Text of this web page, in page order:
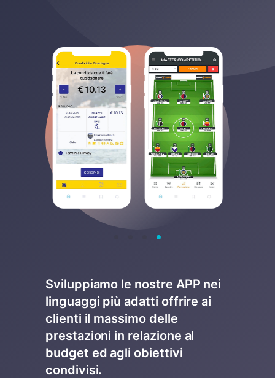
Sviluppiamo le nostre APP nei
linguaggi più adatti offrire ai
clienti il massimo delle
prestazioni in relazione al
budget ed agli obiettivi
condivisi.